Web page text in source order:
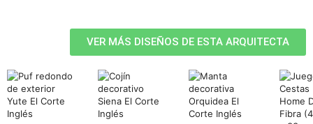
VER MÁS DISEÑOS DE ESTA ARQUITECTA